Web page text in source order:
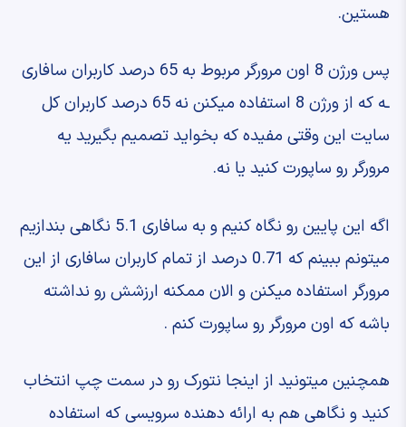
هستین.
پس ورژن 8 اون مرورگر ‫مربوط به 65 درصد کاربران سافاری
ـه ‫که از ورژن 8 استفاده میکنن نه 65 درصد کاربران کل
سایت ‫این وقتی مفیده که بخواید تصمیم بگیرید ‫یه
مرورگر رو ساپورت کنید یا نه.
‫اگه این پایین رو نگاه کنیم ‫و به سافاری 5.1 نگاهی بندازیم
‫میتونم ببینم که 0.71 درصد از تمام کاربران سافاری ‫از این
مرورگر استفاده میکنن ‫و الان ممکنه ارزشش رو نداشته
باشه ‫که اون مرورگر رو ساپورت کنم ‫.
همچنین میتونید از اینجا نتورک رو ‫در سمت چپ انتخاب
کنید ‫و نگاهی هم به ارائه دهنده سرویسی که استفاده